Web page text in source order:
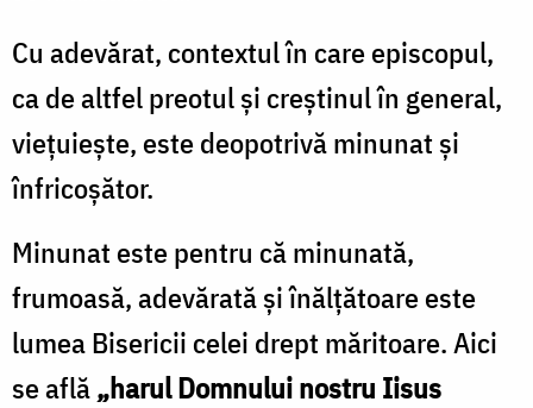
Cu adevărat, contextul în care episcopul,
ca de altfel preotul și creștinul în general,
viețuiește, este deopotrivă minunat și
înfricoșător.
Minunat este pentru că minunată,
frumoasă, adevărată și înălțătoare este
lumea Bisericii celei drept măritoare. Aici
se află„harul Domnului nostru Iisus